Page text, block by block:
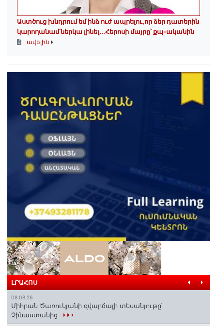
Աստծուց խնդրում եմ ինձ ուժ ապրելու,որ ձեր դատերին
կարողանամ ներկա լինել․․․Հերոսի մայրը՝ քպ-ականին
ավելին
ԼՐԱՀՈՍ
08.08.26
Միհրան Ծառուկյանի զվարճալի տեսանյութը՝
Չինաստանից